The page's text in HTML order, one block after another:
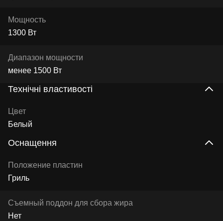
Мощность
1300 Вт
Диапазон мощности
менее 1500 Вт
Технічні властивості
Цвет
Белый
Оснащення
Положение пластин
Гриль
Съемный поддон для сбора жира
Нет